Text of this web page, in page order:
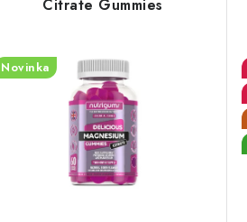
u
k
o
Citrate Gummies
Novinka